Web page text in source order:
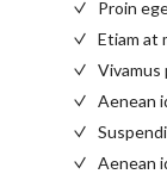
Proin
Etiam at
Vivamus
Aenean
Aenean